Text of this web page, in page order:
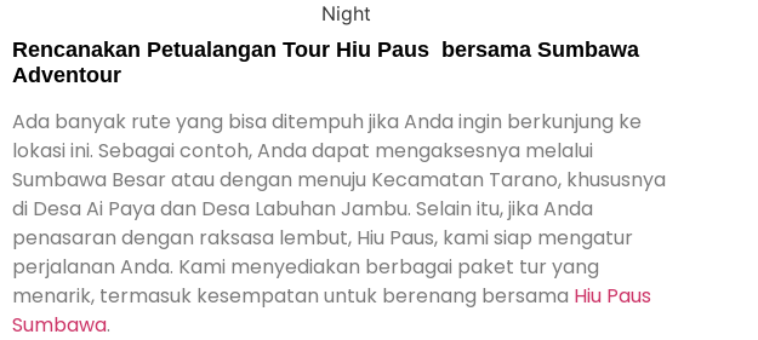
Rencanakan Petualangan Tour Hiu Paus bersama Sumbawa
Adventour
Ada banyak rute yang bisa ditempuh jika Anda ingin berkunjung ke
lokasi ini. Sebagai contoh, Anda dapat mengaksesnya melalui
Sumbawa Besar atau dengan menuju Kecamatan Tarano, khususnya
di Desa Ai Paya dan Desa Labuhan Jambu. Selain itu, jika Anda
penasaran dengan raksasa lembut, Hiu Paus, kami siap mengatur
perjalanan Anda. Kami menyediakan berbagai paket tur yang
menarik, termasuk kesempatan untuk berenang bersama Hiu Paus
Sumbawa.